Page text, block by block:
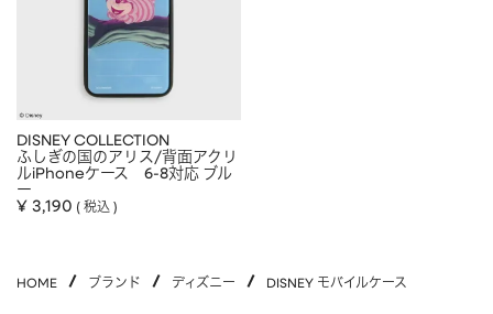
DISNEY COLLECTION
ふしぎの国のアリス/背面アクリ
ルiPhoneケース 6-8対応 ブル
ー
¥ 3,190 税込
HOME ブランド ディズニー DISNEY モバイルケース